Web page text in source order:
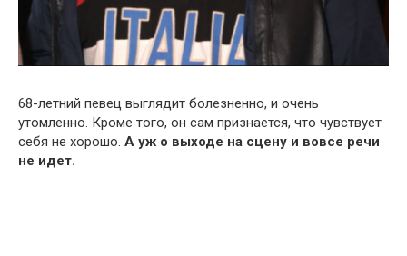
68-летний певец выглядит болезненно, и очень
утомленно. Кроме того, он сам признается, что чувствует
себя не хорошо. А уж о выходе на сцену и вовсе речи
не идет.